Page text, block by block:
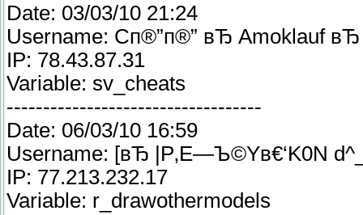
Date: 03/03/10 21:24
Username: Cп®”п®” вЂ Amoklauf вЂ
IP: 78.43.87.31
Variable: sv_cheats
-----------------------------------
Date: 06/03/10 16:59
Username: [вЂ |Р‚Е—Ъ©Yв€‘K0N
IP: 77.213.232.17
Variable: r_drawothermodels